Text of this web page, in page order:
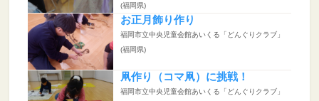
(福岡県)
お正月飾り作り
福岡市立中央児童会館あいくる「どんぐりクラブ」
(福岡県)
凧作り（コマ凧）に挑戦！
福岡市立中央児童会館あいくる「どんぐりクラブ」